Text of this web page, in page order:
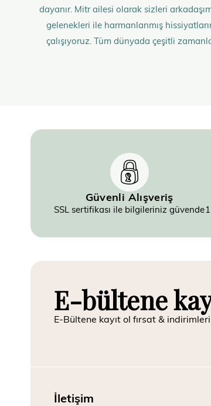
dayanır. Mitr ailesi olarak sizleri
gelenekleri ile harmanlanmış
çalışıyoruz. Tüm dünyada çeşitli
Güvenli Alışveriş
SSL sertifikası ile bilgileriniz güvende
E-bültene
E-Bültene kayıt ol fırsat &
İletişim